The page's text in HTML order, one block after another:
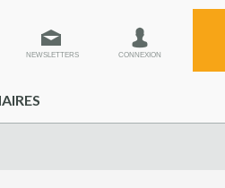
NEWSLETTERS CONNEXION